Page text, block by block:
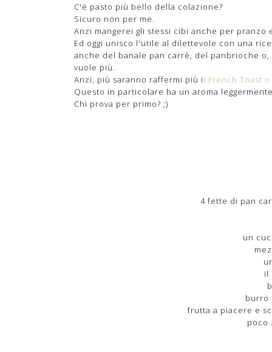
C'è pasto più bello della colazione?
Sicuro non per me.
Anzi mangerei gli stessi cibi anche per pranzo
Ed oggi unisco l'utile al dilettevole con una
anche del banale pan carrè, del panbrioche
vuole più.
Anzi, più saranno raffermi più il French Toast
Questo in particolare ha un aroma
Chi prova per primo? ;)
4 fette di pan
un
il
burro
frutta a piacere e
poco